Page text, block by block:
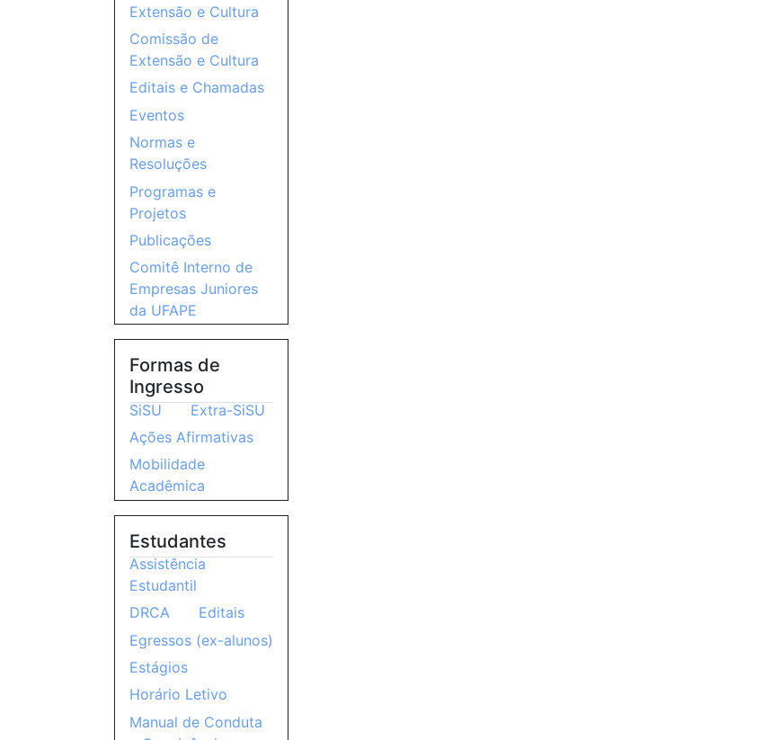
Extensão e Cultura
Comissão de
Extensão e Cultura
Editais e Chamadas
Eventos
Normas e
Resoluções
Programas e
Projetos
Publicações
Comitê Interno de
Empresas Juniores
da UFAPE
Formas de
Ingresso
SiSU
Extra-SiSU
Ações Afirmativas
Mobilidade
Acadêmica
Estudantes
Assistência
Estudantil
DRCA
Editais
Egressos (ex-alunos)
Estágios
Horário Letivo
Manual de Conduta